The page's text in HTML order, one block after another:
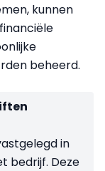
kunnen
beheerd.
in
bedrijf. Deze